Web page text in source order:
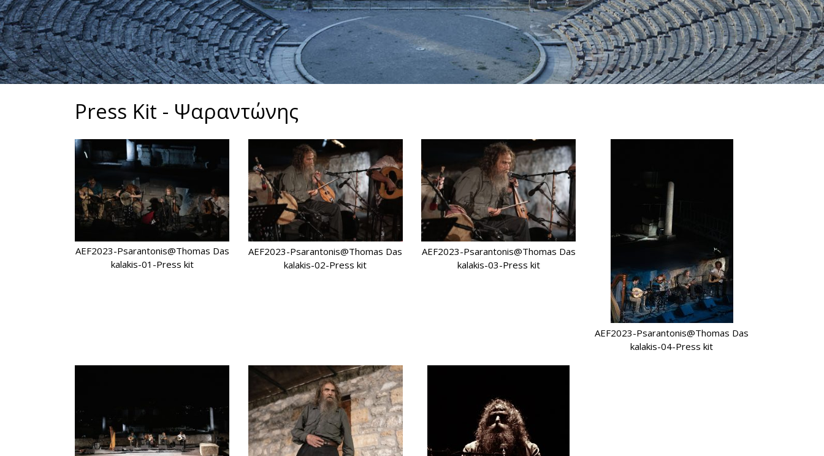
Press Kit - Ψαραντώνης
AEF2023-Psarantonis@Thomas Das
kalakis-01-Press kit
AEF2023-Psarantonis@Thomas Das
kalakis-02-Press kit
AEF2023-Psarantonis@Thomas Das
kalakis-03-Press kit
AEF2023-Psarantonis@Thomas Das
kalakis-04-Press kit